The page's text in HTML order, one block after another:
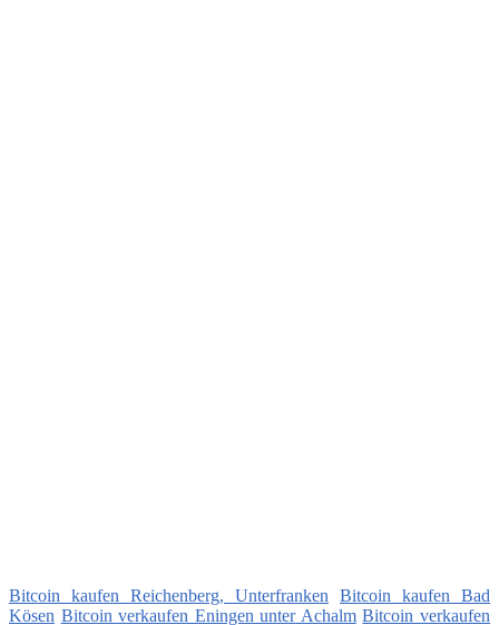
Bitcoin kaufen Reichenberg, Unterfranken
Bitcoin kaufen Bad
Kösen Bitcoin verkaufen Eningen unter Achalm Bitcoin verkaufen